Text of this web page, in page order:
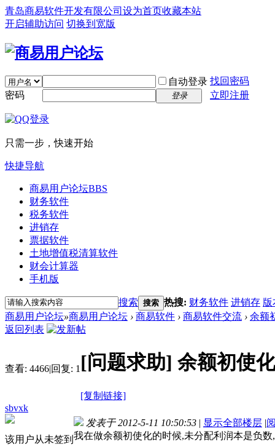
青岛商易软件开发有限公司 设为首页收藏本站
开启辅助访问 切换到宽版
自动登录 找回密码
密码
登录 立即注册
只需一步，快速开始
快捷导航
商易用户论坛BBS
财务软件
税务软件
进销存
票据软件
土地增值税清算软件
财会计算器
手机版
搜索 搜索 热搜: 财务软件 进销存 版
商易用户论坛»商易用户论坛 › 商易软件 › 商易软件交流 › 余额
返回列表
查看: 4466|回复: 1 [问题求助] 余额初使
[复制链接]
sbvxk
该用户从未签到
发表于 2012-5-11 10:50:53 | 显示全部楼层 |
我在做余额初使化的时候,未分配利润本是负数